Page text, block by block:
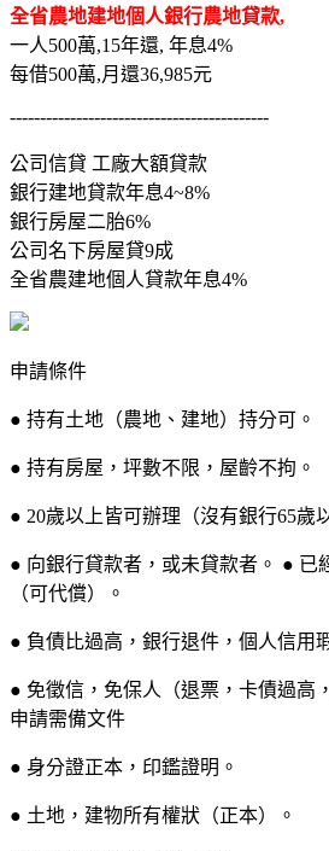
全省農地建地個人銀行農地貸款,
一人500萬,15年還, 年息4%
每借500萬,月還36,985元
-------------------------------------------
公司信貸 工廠大額貸款
銀行建地貸款年息4~8%
銀行房屋二胎6%
公司名下房屋貸9成
全省農建地個人貸款年息4%
申請條件
● 持有土地（農地、建地）持分可。
● 持有房屋，坪數不限，屋齡不拘。
● 20歲以上皆可辦理（沒有銀行65歲
● 向銀行貸款者，或未貸款者。 ● 已
（可代償）。
● 負債比過高，銀行退件，個人信用
● 免徵信，免保人（退票，卡債過高
申請需備文件
● 身分證正本，印鑑證明。
● 土地，建物所有權狀（正本）。